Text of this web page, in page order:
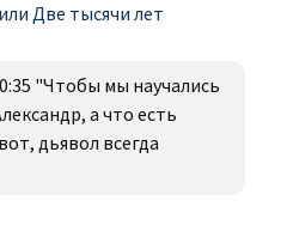
Две тысячи лет
"Чтобы мы научались
а что есть
дьявол всегда